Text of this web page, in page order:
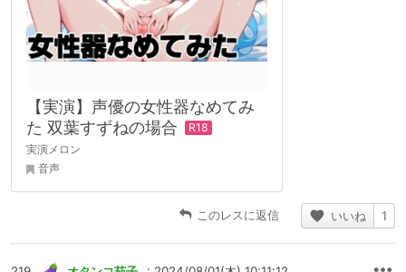
【実演】声優の女性器なめてみ
た 双葉すずねの場合
実演メロン
音声
このレスに返信 いいね 1